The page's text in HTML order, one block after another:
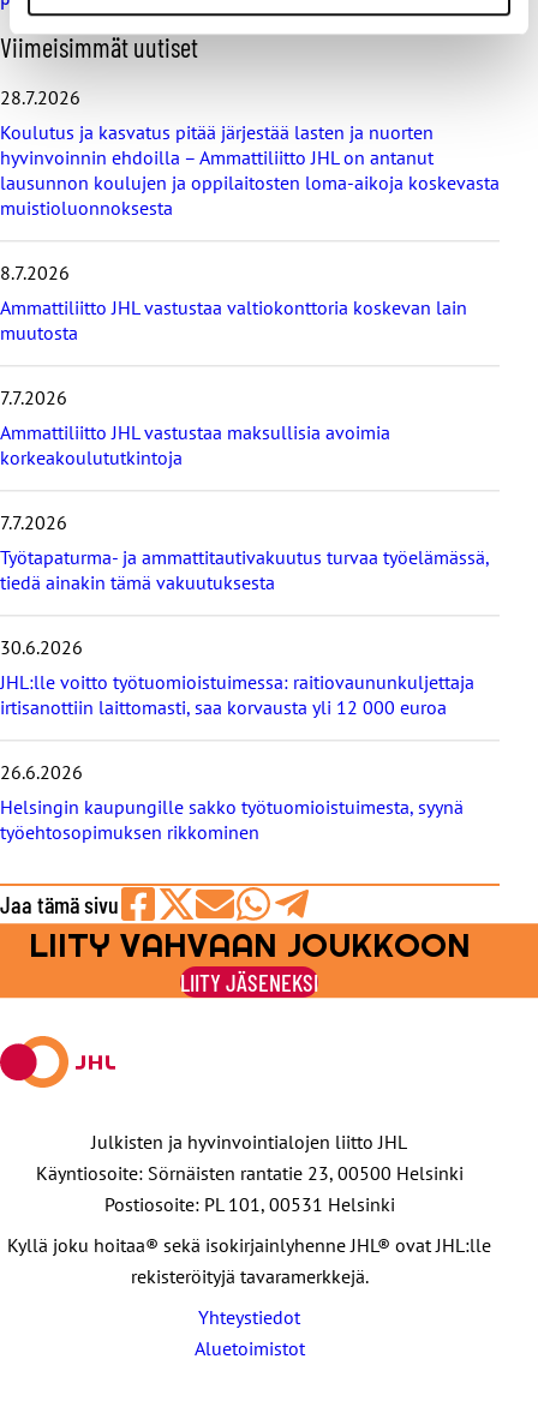
O
h
i
t
a
v
i
i
i
s
i
ä
t
u
u
t
i
e
t
Viimeisimmät uutiset
28.7.2026
Koulutus ja kasvatus pitää järjestää lasten ja nuorten
hyvinvoinnin ehdoilla – Ammattiliitto JHL on antanut
lausunnon koulujen ja oppilaitosten loma-aikoja koskevasta
muistioluonnoksesta
8.7.2026
Ammattiliitto JHL vastustaa valtiokonttoria koskevan lain
muutosta
7.7.2026
Ammattiliitto JHL vastustaa maksullisia avoimia
korkeakoulututkintoja
7.7.2026
Työtapaturma- ja ammattitautivakuutus turvaa työelämässä,
tiedä ainakin tämä vakuutuksesta
30.6.2026
JHL:lle voitto työtuomioistuimessa: raitiovaununkuljettaja
irtisanottiin laittomasti, saa korvausta yli 12 000 euroa
26.6.2026
Helsingin kaupungille sakko työtuomioistuimesta, syynä
työehtosopimuksen rikkominen
Jaa tämä sivu
Jaa
Facebookissa
Jaa
viestipalvelu
X:ssä
Jaa
sähköpostilla
Jaa
WhatsAppilla
Jaa
Telegramilla
LIITY VAHVAAN JOUKKOON
LIITY JÄSENEKSI
Julkisten ja hyvinvointialojen liitto JHL
Käyntiosoite: Sörnäisten rantatie 23, 00500 Helsinki
Postiosoite: PL 101, 00531 Helsinki
Kyllä joku hoitaa® sekä isokirjainlyhenne JHL® ovat JHL:lle
rekisteröityjä tavaramerkkejä.
Yhteystiedot
Aluetoimistot